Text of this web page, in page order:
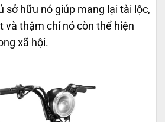
sở hữu nó giúp mang lại tài lộc,
và thậm chí nó còn thể hiện
xã hội.